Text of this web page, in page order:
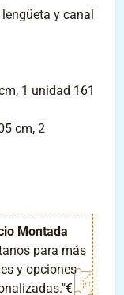
y canal
1 unidad 161
cm, 2
Montada
para más
y opciones